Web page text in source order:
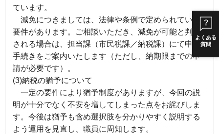
よくある
質問
ています。
減免につきましては、法律や条例で定められている
要件があります。ご相談いただき、減免が可能と判断
される場合は、担当課（市民税課／納税課）にて申請
手続きをご案内いたします（ただし、納期限までの申
請が必要です）。
(3)納税の猶予について
一定の要件により猶予制度がありますが、今回の説
明が十分でなく不安を増してしまった点をお詫びしま
す。今後は猶予も含め選択肢を分かりやすく説明する
よう運用を見直し、職員に周知します。